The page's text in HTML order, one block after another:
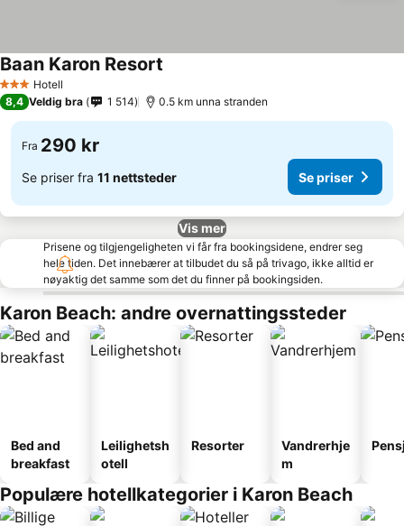
3 StjernerHotell
Baan Karon Resort
8,4 Veldig bra 1 514 0.5 km unna stranden
Fra 290 kr
Se priser fra 11 nettsteder Se priser
Vis mer
Prisene og tilgjengeligheten vi får fra bookingsidene, endrer seg
hele tiden. Det innebærer at tilbudet du så på trivago, ikke alltid er
nøyaktig det samme som det du finner på bookingsiden.
Karon Beach: andre overnattingssteder
Bed and
breakfast
Leilighetsh
otell
Resorter
Vandrerhje
m
Populære hotellkategorier i Karon Beach